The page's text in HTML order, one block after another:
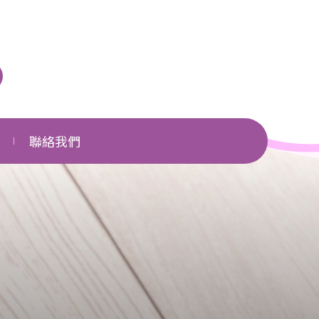
聯絡我們
單位一覽
相關網頁